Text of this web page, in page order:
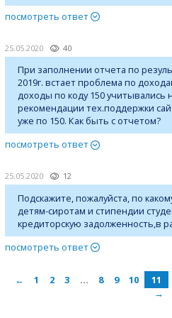
посмотреть ответ
25.05.2020 40
При заполнении отчета по
2019г. встает проблема по
доходы по коду 150 учитывались
рекомендации тех.поддержки
уже по 150. Как быть с отчетом?
посмотреть ответ
25.05.2020 12
Подскажите, пожалуйста, по
детям-сиротам и стипендии
кредиторскую задолженность,в
посмотреть ответ
← 1 2 3 … 8 9 10 11
→